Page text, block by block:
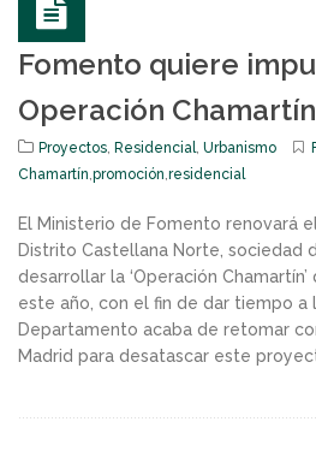
Fomento quiere
Operación Chamartín
Proyectos, Residencial, Urbanismo
Chamartín,promoción,residencial
El Ministerio de Fomento renovará
Distrito Castellana Norte, sociedad
desarrollar la ‘Operación
este año, con el fin de dar tiempo a
Departamento acaba de retomar
Madrid para desatascar este